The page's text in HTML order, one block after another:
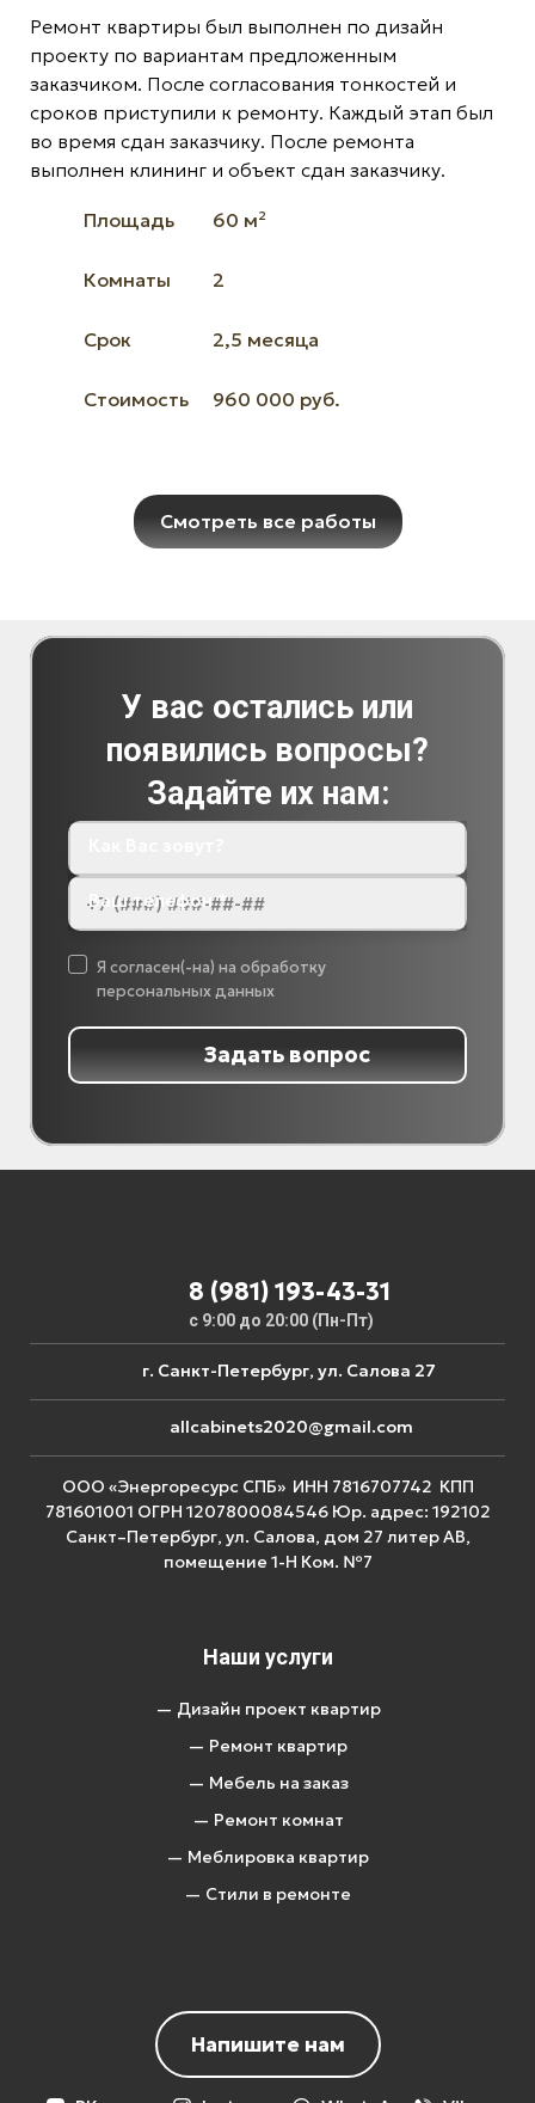
Ремонт квартиры был выполнен по дизайн
проекту по вариантам предложенным
заказчиком. После согласования тонкостей и
сроков приступили к ремонту. Каждый этап был
во время сдан заказчику. После ремонта
выполнен клининг и объект сдан заказчику.
Площадь 60 м²
Комнаты 2
Срок 2,5 месяца
Стоимость 960 000 руб.
Смотреть все работы
У вас остались или
появились вопросы?
Задайте их нам:
Ваш телефон *
Задать вопрос
Я согласен(-на) на обработку
персональных данных
8 (981) 193-43-31
с 9:00 до 20:00 (Пн-Пт)
г. Санкт-Петербург, ул. Салова 27
allcabinets2020@gmail.com
ООО «Энергоресурс СПБ» ИНН 7816707742 КПП
781601001 ОГРН 1207800084546 Юр. адрес: 192102
Санкт–Петербург, ул. Салова, дом 27 литер АВ,
помещение 1-Н Ком. №7
Наши услуги
— Дизайн проект квартир
— Ремонт квартир
— Мебель на заказ
— Ремонт комнат
— Меблировка квартир
— Стили в ремонте
Напишите нам